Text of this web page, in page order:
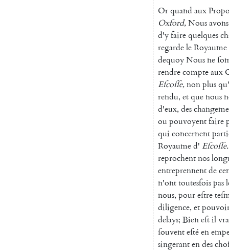
Orquand aux
Oxford,Nousavons
d'yfairequelques
regardeleRoyaume
dequoyNousne
rendrecompteaux
Eſcoſſe,nonplus
rendu, etquenous
d'eux, deschan
ou pouvoyentfaire
qui concernent
Royaumed' Eſcoſſe.
reprochentnos
entreprennentde
n'onttoutesfoispas
nous, poureſtre
diligence, et
delays; Bieneſtil
ſouventeſtéen
singerantendes